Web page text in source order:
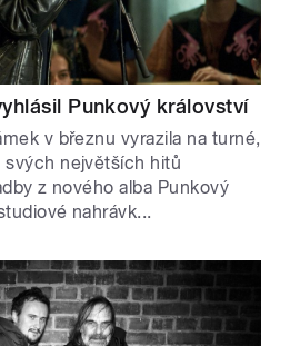
Punkový království
v březnu vyrazila na turné,
svých největších hitů
z nového alba Punkový
nahrávk...